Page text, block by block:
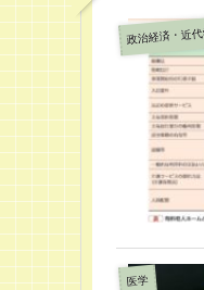
政治経済・近
医学